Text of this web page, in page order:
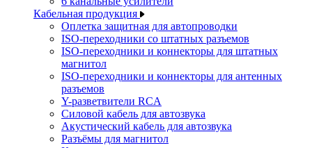
Кабельная продукция
Оплетка защитная для автопроводки
ISO-переходники со штатных разъемов
ISO-переходники и коннекторы для штатных
магнитол
ISO-переходники и коннекторы для антенных
разъемов
Y-разветвители RCA
Силовой кабель для автозвука
Акустический кабель для автозвука
Разъёмы для магнитол